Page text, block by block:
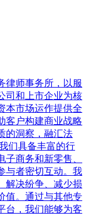
律师事务所，以服
司和上市企业为核
本市场运作提供全
客户构建商业战略
的洞察，融汇法
们具备丰富的行
商务和新零售、
与者密切互动。我
解决纷争、减少损
值。通过与其他专
台，我们能够为客